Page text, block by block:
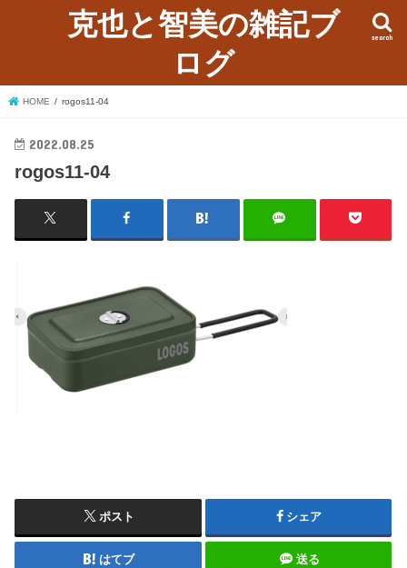
克也と智美の雑記ブ
ログ
search
HOME rogos11-04
2022.08.25
rogos11-04
ポスト シェア
はてブ 送る